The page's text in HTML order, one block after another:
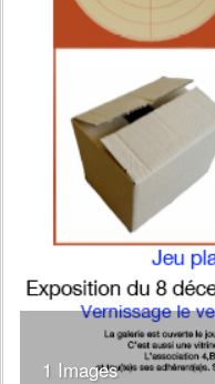
1 Images